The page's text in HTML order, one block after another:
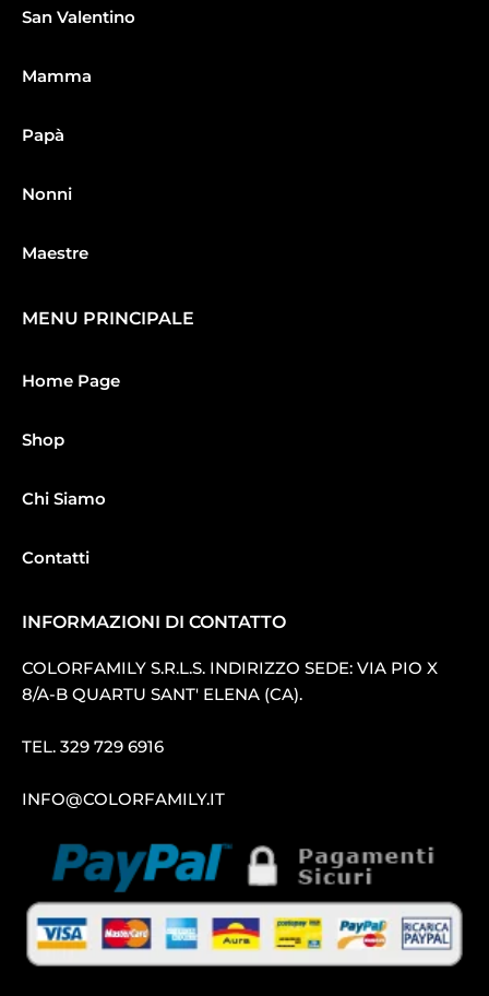
San Valentino
Mamma
Papà
Nonni
Maestre
MENU PRINCIPALE
Home Page
Shop
Chi Siamo
Contatti
INFORMAZIONI DI CONTATTO
COLORFAMILY S.R.L.S. INDIRIZZO SEDE: VIA PIO X
8/A-B QUARTU SANT′ ELENA (CA).
TEL. 329 729 6916
INFO@COLORFAMILY.IT